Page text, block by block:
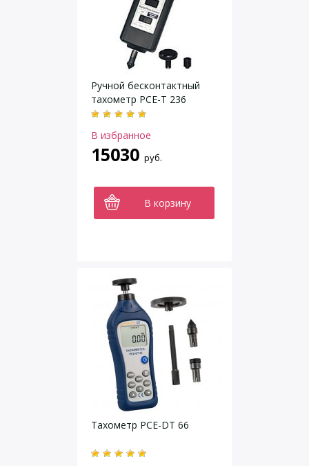
Ручной бесконтактный
тахометр PCE-T 236
В избранное
15030 руб.
В корзину
Тахометр PCE-DT 66